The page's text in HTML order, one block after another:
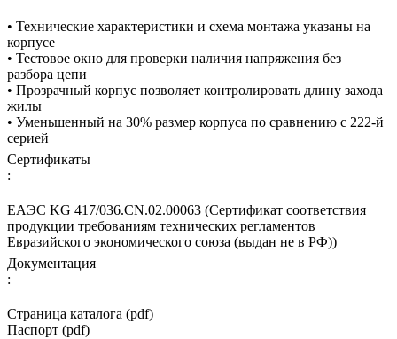
• Технические характеристики и схема монтажа указаны на
корпусе
• Тестовое окно для проверки наличия напряжения без
разбора цепи
• Прозрачный корпус позволяет контролировать длину захода
жилы
• Уменьшенный на 30% размер корпуса по сравнению с 222-й
серией
Сертификаты
:
ЕАЭС KG 417/036.CN.02.00063 (Сертификат соответствия
продукции требованиям технических регламентов
Евразийского экономического союза (выдан не в РФ))
Документация
:
Страница каталога (pdf)
Паспорт (pdf)